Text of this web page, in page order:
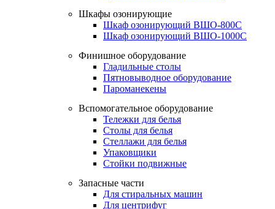
Шкафы озонирующие
Шкаф озонирующий ВШО-800С
Шкаф озонирующий ВШО-1000С
Финишное оборудование
Гладильные столы
Пятновыводное оборудование
Пароманекены
Вспомогательное оборудование
Тележки для белья
Столы для белья
Стеллажи для белья
Упаковщики
Стойки подвижные
Запасные части
Для стиральных машин
Для центрифуг